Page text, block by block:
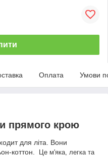
Оплата Умови
прямого крою
для літа. Вони
коттон.
Це м'яка, легка та